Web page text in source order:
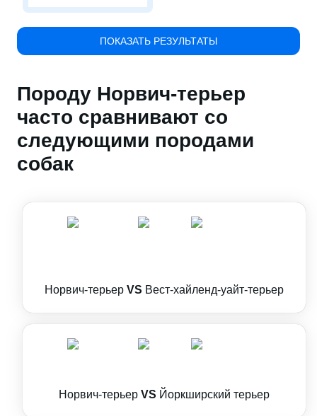
ПОКАЗАТЬ РЕЗУЛЬТАТЫ
Породу Норвич-терьер
часто сравнивают со
следующими породами
собак
Норвич-терьер VS Вест-хайленд-уайт-терьер
Норвич-терьер VS Йоркширский терьер